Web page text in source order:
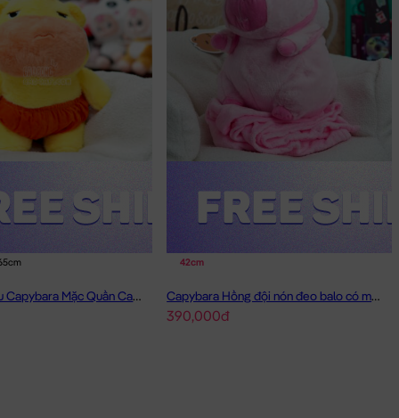
Gấu Bông Lulu Capybara Mặc Quần Cam
42cm
Capybara Hồng đội nón đeo balo có mền 2in1
390,000đ